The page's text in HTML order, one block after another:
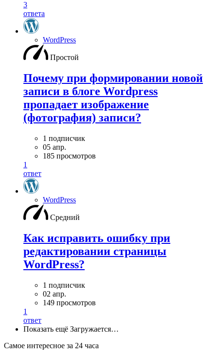
3
ответа
WordPress
Простой
Почему при формировании новой
записи в блоге Wordpress
пропадает изображение
(фотография) записи?
1 подписчик
05 апр.
185 просмотров
1
ответ
WordPress
Средний
Как исправить ошибку при
редактировании страницы
WordPress?
1 подписчик
02 апр.
149 просмотров
1
ответ
Показать ещё Загружается…
Самое интересное за 24 часа